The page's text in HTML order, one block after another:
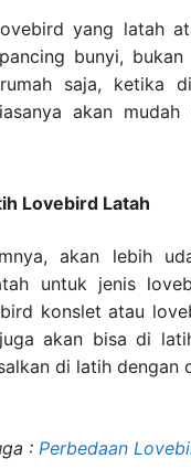
yang latah
bunyi,
saja, ketika
akan mudah
Lovebird Latah
akan lebih
untuk jenis
konslet atau
akan bisa di
di latih dengan
: Perbedaan